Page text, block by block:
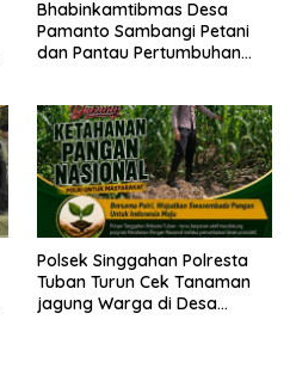
Bhabinkamtibmas Desa
Pamanto Sambangi Petani
dan Pantau Pertumbuhan
Polsek Singgahan Polresta
Tuban Turun Cek Tanaman
jagung Warga di Desa